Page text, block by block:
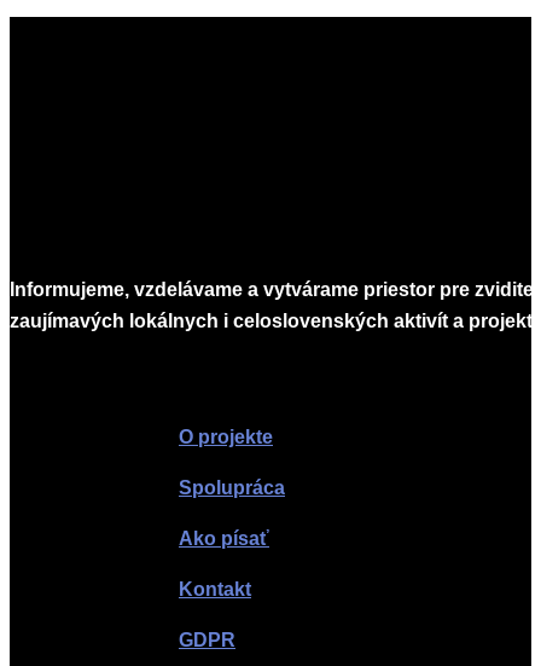
Informujeme, vzdelávame a vytvárame priestor pre
zaujímavých lokálnych i celoslovenských aktivít a
O projekte
Spolupráca
Ako písať
Kontakt
GDPR